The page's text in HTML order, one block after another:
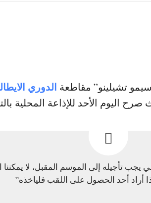
تشيلينو” مقاطعة الدوري
اليوم الأحد للإذاعة المحلية
تأجيله إلى الموسم المقبل، لا يمكننا
أراد أحد الحصول على اللقب فلياخذه”